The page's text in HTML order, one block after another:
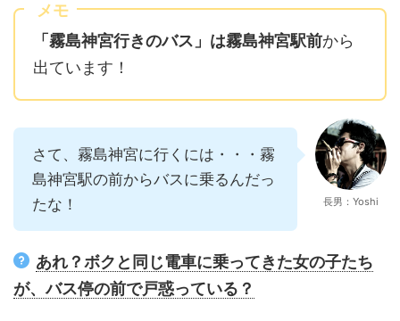
メモ
「霧島神宮行きのバス」は霧島神宮駅前から
出ています！
さて、霧島神宮に行くには・・・霧
島神宮駅の前からバスに乗るんだっ
たな！
長男：Yoshi
あれ？ボクと同じ電車に乗ってきた女の子たち
が、バス停の前で戸惑っている？